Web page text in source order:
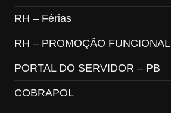
RH – Férias
RH – PROMOÇÃO FUNCIONAL
PORTAL DO SERVIDOR – PB
COBRAPOL